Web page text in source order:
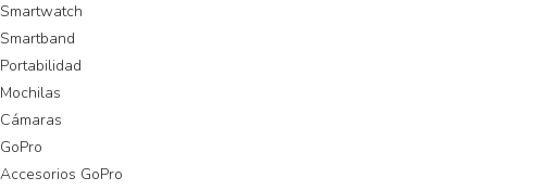
Smartwatch
Smartband
Portabilidad
Mochilas
Cámaras
GoPro
Accesorios GoPro